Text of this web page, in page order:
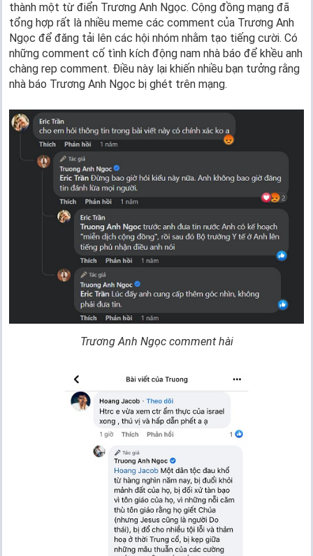
thành một từ điển Trương Anh Ngọc. Cộng đồng mạng đã
tổng hợp rất là nhiều meme các comment của Trương Anh
Ngọc để đăng tải lên các hội nhóm nhằm tạo tiếng cười. Có
những comment cố tình kích động nam nhà báo để khều anh
chàng rep comment. Điều này lại khiến nhiều bạn tưởng rằng
nhà báo Trương Anh Ngọc bị ghét trên mạng.
Trương Anh Ngọc comment hài